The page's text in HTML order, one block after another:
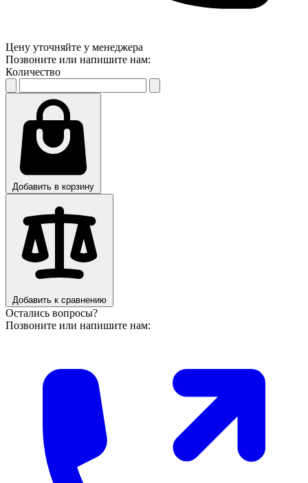
Цену уточняйте у менеджера
Позвоните или напишите нам:
Количество
Добавить в корзину
Добавить к сравнению
Остались вопросы?
Позвоните или напишите нам: